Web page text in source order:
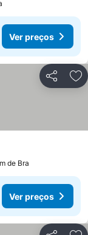
Ver preços
Partilhar
de Bra
Ver preços